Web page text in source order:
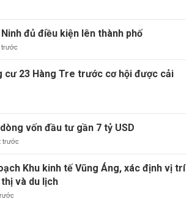
đủ điều kiện lên thành phố
trước
cư 23 Hàng Tre trước cơ hội được cải
vốn đầu tư gần 7 tỷ USD
trước
Khu kinh tế Vũng Áng, xác định vị trí
và du lịch